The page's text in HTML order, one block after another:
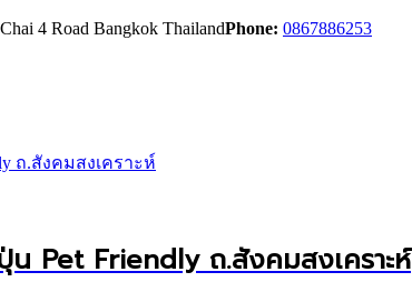
4 Road Bangkok ThailandPhone: 0867886253
Pet Friendly ถ.สังคมสงเคราะห์